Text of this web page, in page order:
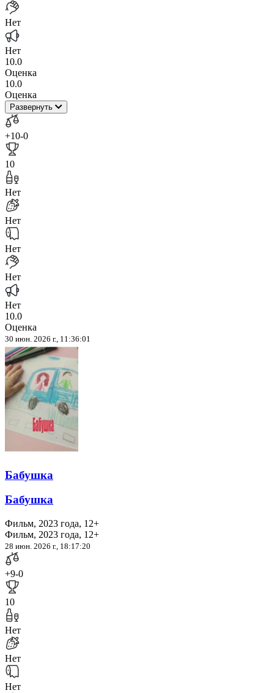
Нет
Нет
10.0
Оценка
10.0
Оценка
Развернуть
+10-0
10
Нет
Нет
Нет
Нет
Нет
10.0
Оценка
30 июн. 2026 г., 11:36:01
Бабушка
Бабушка
Фильм, 2023 года, 12+
Фильм, 2023 года, 12+
28 июн. 2026 г., 18:17:20
+9-0
10
Нет
Нет
Нет